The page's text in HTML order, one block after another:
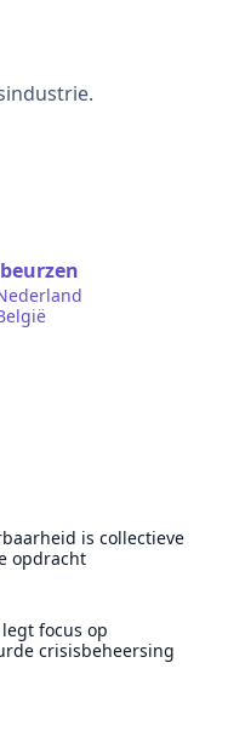
is collectieve
opdracht
focus op
crisisbeheersing